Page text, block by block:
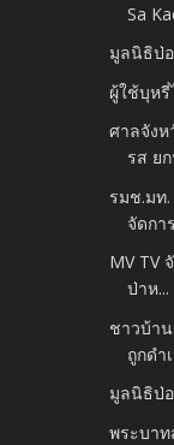
Sa
มูลนิธิป่
ผู้ใช้บุห
ศาลจัง
รส ยก
รมช.มท
จัดกา
MV TV
ป่าห...
ชาวบ้า
ถูกดำ
มูลนิธิป่
พระบาท